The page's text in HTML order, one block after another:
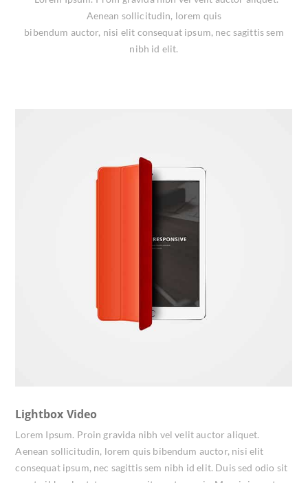
Aenean sollicitudin, lorem quis
bibendum auctor, nisi elit consequat ipsum, nec sagittis sem
nibh id elit.
Lightbox Video
Lorem Ipsum. Proin gravida nibh vel velit auctor aliquet.
Aenean sollicitudin, lorem quis bibendum auctor, nisi elit
consequat ipsum, nec sagittis sem nibh id elit. Duis sed odio sit